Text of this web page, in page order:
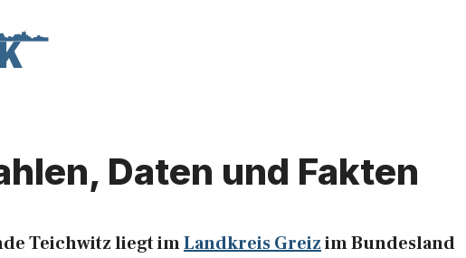
Daten und Fakten
Teichwitz liegt imLandkreis Greizim Bundesland